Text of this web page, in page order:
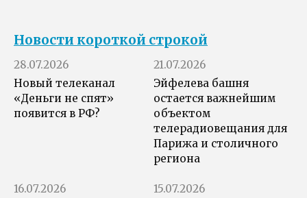
Новости короткой строкой
28.07.2026
Новый телеканал
«Деньги не спят»
появится в РФ?
21.07.2026
Эйфелева башня
остается важнейшим
объектом
телерадиовещания для
Парижа и столичного
региона
16.07.2026
15.07.2026